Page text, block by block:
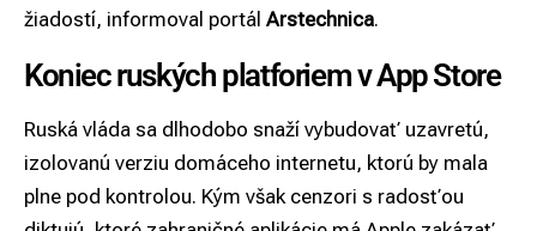
žiadostí, informoval portál Arstechnica.
Koniec ruských platforiem v App Store
Ruská vláda sa dlhodobo snaží vybudovať uzavretú,
izolovanú verziu domáceho internetu, ktorú by mala
plne pod kontrolou. Kým však cenzori s radosťou